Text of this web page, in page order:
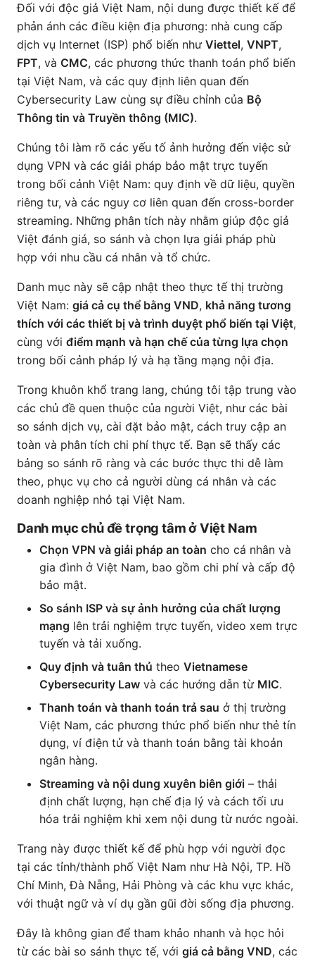
Đối với độc giả Việt Nam, nội dung được thiết kế để
phản ánh các điều kiện địa phương: nhà cung cấp
dịch vụ Internet (ISP) phổ biến như Viettel, VNPT,
FPT, và CMC, các phương thức thanh toán phổ biến
tại Việt Nam, và các quy định liên quan đến
Cybersecurity Law cùng sự điều chỉnh của Bộ
Thông tin và Truyền thông (MIC).
Chúng tôi làm rõ các yếu tố ảnh hưởng đến việc sử
dụng VPN và các giải pháp bảo mật trực tuyến
trong bối cảnh Việt Nam: quy định về dữ liệu, quyền
riêng tư, và các nguy cơ liên quan đến cross-border
streaming. Những phân tích này nhằm giúp độc giả
Việt đánh giá, so sánh và chọn lựa giải pháp phù
hợp với nhu cầu cá nhân và tổ chức.
Danh mục này sẽ cập nhật theo thực tế thị trường
Việt Nam: giá cả cụ thể bằng VND, khả năng tương
thích với các thiết bị và trình duyệt phổ biến tại Việt,
cùng với điểm mạnh và hạn chế của từng lựa chọn
trong bối cảnh pháp lý và hạ tầng mạng nội địa.
Trong khuôn khổ trang lang, chúng tôi tập trung vào
các chủ đề quen thuộc của người Việt, như các bài
so sánh dịch vụ, cài đặt bảo mật, cách truy cập an
toàn và phân tích chi phí thực tế. Bạn sẽ thấy các
bảng so sánh rõ ràng và các bước thực thi dễ làm
theo, phục vụ cho cả người dùng cá nhân và các
doanh nghiệp nhỏ tại Việt Nam.
Danh mục chủ đề trọng tâm ở Việt Nam
Chọn VPN và giải pháp an toàn cho cá nhân và
gia đình ở Việt Nam, bao gồm chi phí và cấp độ
bảo mật.
So sánh ISP và sự ảnh hưởng của chất lượng
mạng lên trải nghiệm trực tuyến, video xem trực
tuyến và tải xuống.
Quy định và tuân thủ theo Vietnamese
Cybersecurity Law và các hướng dẫn từ MIC.
Thanh toán và thanh toán trả sau ở thị trường
Việt Nam, các phương thức phổ biến như thẻ tín
dụng, ví điện tử và thanh toán bằng tài khoản
ngân hàng.
Streaming và nội dung xuyên biên giới – thải
định chất lượng, hạn chế địa lý và cách tối ưu
hóa trải nghiệm khi xem nội dung từ nước ngoài.
Trang này được thiết kế để phù hợp với người đọc
tại các tỉnh/thành phố Việt Nam như Hà Nội, TP. Hồ
Chí Minh, Đà Nẵng, Hải Phòng và các khu vực khác,
với thuật ngữ và ví dụ gần gũi đời sống địa phương.
Đây là không gian để tham khảo nhanh và học hỏi
từ các bài so sánh thực tế, với giá cả bằng VND, các